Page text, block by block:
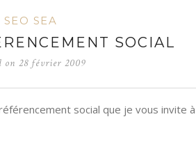
SEO SEA
SOCIAL
on 28 février 2009
social que je vous invite